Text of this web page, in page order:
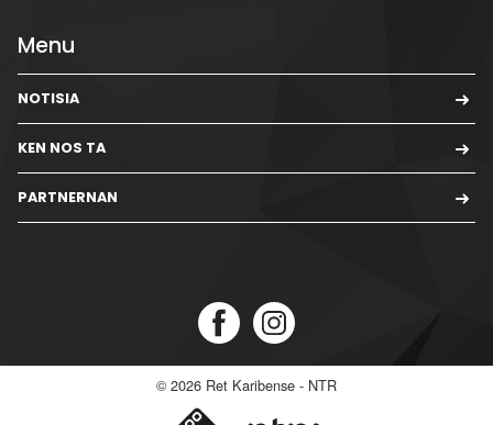
Menu
NOTISIA
KEN NOS TA
PARTNERNAN
© 2026 Ret Karibense - NTR